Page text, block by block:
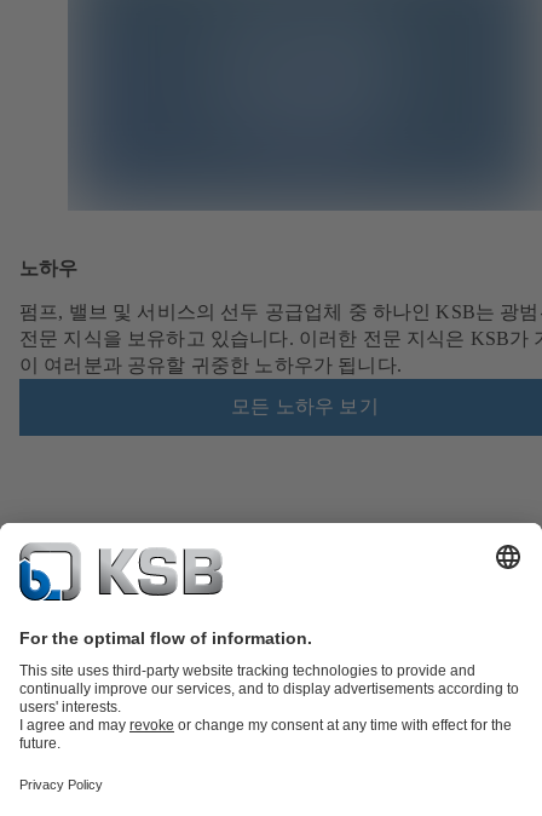
노하우
펌프, 밸브 및 서비스의 선두 공급업체 중 하나인 KSB는 광
전문 지식을 보유하고 있습니다. 이러한 전문 지식은 KSB가
이 여러분과 공유할 귀중한 노하우가 됩니다.
모든 노하우 보기